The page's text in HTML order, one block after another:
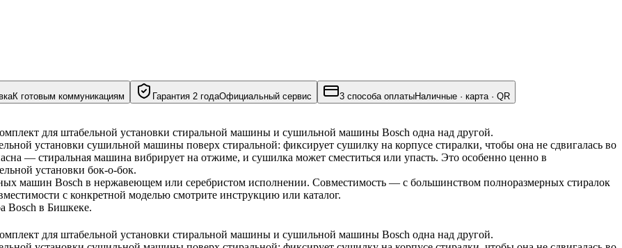
К готовым коммуникациям Гарантия 2 годаОфициальный сервис 3 способа оплатыНаличные · карта · QR
для штабельной установки стиральной машины и сушильной машины Bosch одна над другой.
установки сушильной машины поверх стиральной: фиксирует сушилку на корпусе стиралки, чтобы она не сдвигалась во
— стиральная машина вибрирует на отжиме, и сушилка может сместиться или упасть. Это особенно ценно в
установки бок-о-бок.
машин Bosch в нержавеющем или серебристом исполнении. Совместимость — с большинством полноразмерных стиралок
с конкретной моделью смотрите инструкцию или каталог.
Bosch в Бишкеке.
для штабельной установки стиральной машины и сушильной машины Bosch одна над другой.